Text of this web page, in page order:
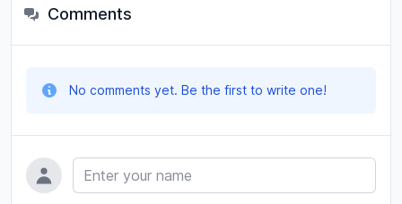
Comments
No comments yet. Be the first to write one!
Name